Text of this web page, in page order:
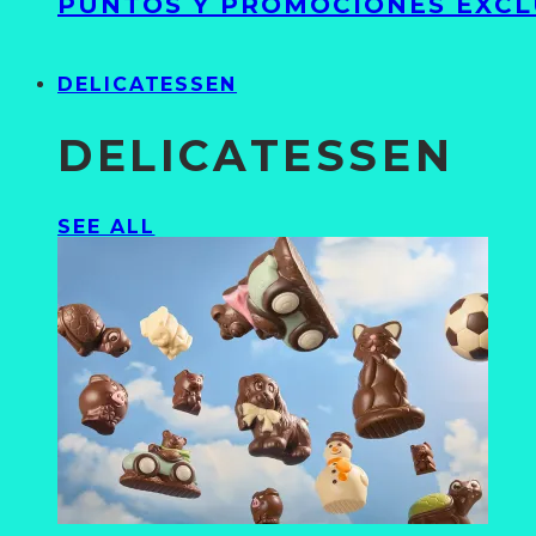
DELICATESSEN
DELICATESSEN
SEE ALL